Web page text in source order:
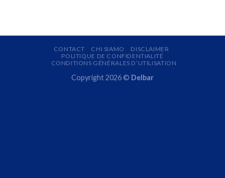
CONTACT CHI SIAMO
DISCLAIMER
POLITIQUE DE CONFIDENTIALITÉ
CONDITIONS GÉNÉRALES D’UTILISATION
Copyright 2026 © Delbar